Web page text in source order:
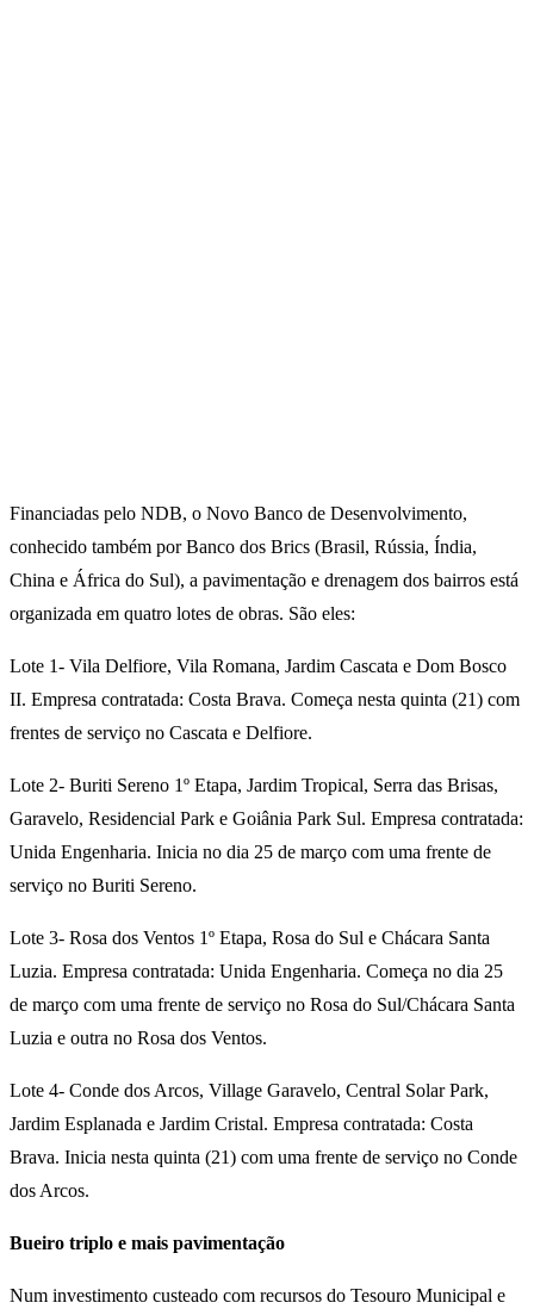
Financiadas pelo NDB, o Novo Banco de Desenvolvimento,
conhecido também por Banco dos Brics (Brasil, Rússia, Índia,
China e África do Sul), a pavimentação e drenagem dos bairros está
organizada em quatro lotes de obras. São eles:
Lote 1- Vila Delfiore, Vila Romana, Jardim Cascata e Dom Bosco
II. Empresa contratada: Costa Brava. Começa nesta quinta (21) com
frentes de serviço no Cascata e Delfiore.
Lote 2- Buriti Sereno 1º Etapa, Jardim Tropical, Serra das Brisas,
Garavelo, Residencial Park e Goiânia Park Sul. Empresa contratada:
Unida Engenharia. Inicia no dia 25 de março com uma frente de
serviço no Buriti Sereno.
Lote 3- Rosa dos Ventos 1º Etapa, Rosa do Sul e Chácara Santa
Luzia. Empresa contratada: Unida Engenharia. Começa no dia 25
de março com uma frente de serviço no Rosa do Sul/Chácara Santa
Luzia e outra no Rosa dos Ventos.
Lote 4- Conde dos Arcos, Village Garavelo, Central Solar Park,
Jardim Esplanada e Jardim Cristal. Empresa contratada: Costa
Brava. Inicia nesta quinta (21) com uma frente de serviço no Conde
dos Arcos.
Bueiro triplo e mais pavimentação
Num investimento custeado com recursos do Tesouro Municipal e